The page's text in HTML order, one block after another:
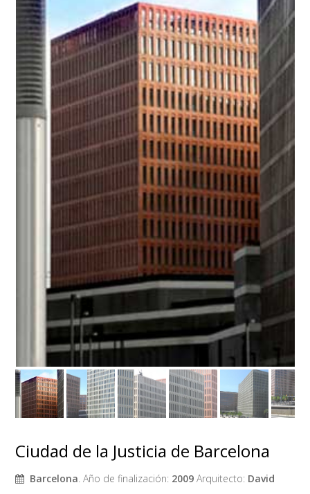
Ciudad de la Justicia de Barcelona
Barcelona . Año de finalización: 2009 Arquitecto: David